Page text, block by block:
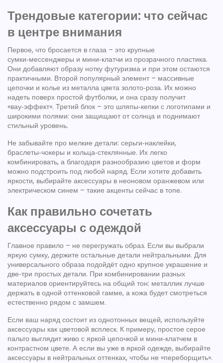
Трендовые категории: что сейчас
в центре внимания
Первое, что бросается в глаза – это крупные
сумки‑мессенджеры и мини‑клатчи из прозрачного пластика.
Они добавляют образу нотку футуризма и при этом остаются
практичными. Второй популярный элемент – массивные
цепочки и колье из металла цвета золото‑роза. Их можно
надеть поверх простой футболки, и она сразу получит
«вау‑эффект». Третий блок – это шляпы‑кепки с логотипами и
широкими полями: они защищают от солнца и поднимают
стильный уровень.
Не забывайте про мелкие детали: серьги‑наклейки,
браслеты‑чокеры и кольца‑стеклянные. Их легко
комбинировать, а благодаря разнообразию цветов и форм
можно подстроить под любой наряд. Если хотите добавить
яркости, выбирайте аксессуары в неоновом оранжевом или
электрическом синем – такие акценты сейчас в топе.
Как правильно сочетать
аксессуары с одеждой
Главное правило – не перегружать образ. Если вы выбрали
яркую сумку, держите остальные детали нейтральными. Для
универсального образа подойдёт одно крупное украшение и
две‑три простых детали. При комбинировании разных
материалов ориентируйтесь на общий тон: металлик лучше
держать в одной оттенковой гамме, а кожа будет смотреться
естественно рядом с замшем.
Если ваш наряд состоит из однотонных вещей, используйте
аксессуары как цветовой всплеск. К примеру, простое серое
пальто выглядит живо с яркой цепочкой и мини‑клатчем в
контрастном цвете. А если вы уже в яркой одежде, выбирайте
аксессуары в нейтральных оттенках, чтобы не «переборщить».